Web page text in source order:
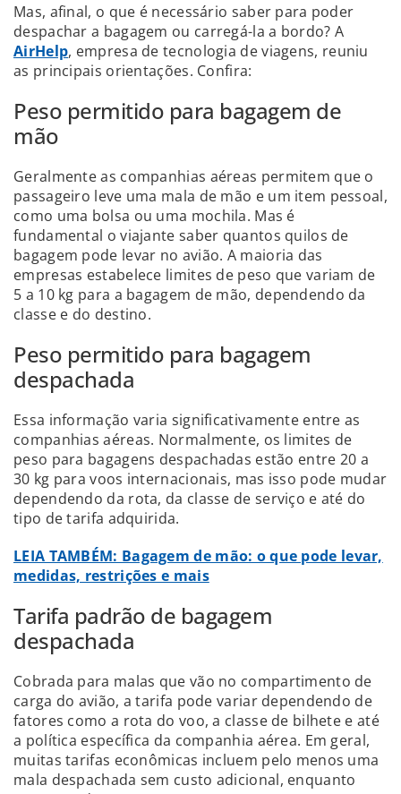
Mas, afinal, o que é necessário saber para poder
despachar a bagagem ou carregá-la a bordo? A
AirHelp, empresa de tecnologia de viagens, reuniu
as principais orientações. Confira:
Peso permitido para bagagem de
mão
Geralmente as companhias aéreas permitem que o
passageiro leve uma mala de mão e um item pessoal,
como uma bolsa ou uma mochila. Mas é
fundamental o viajante saber quantos quilos de
bagagem pode levar no avião. A maioria das
empresas estabelece limites de peso que variam de
5 a 10 kg para a bagagem de mão, dependendo da
classe e do destino.
Peso permitido para bagagem
despachada
Essa informação varia significativamente entre as
companhias aéreas. Normalmente, os limites de
peso para bagagens despachadas estão entre 20 a
30 kg para voos internacionais, mas isso pode mudar
dependendo da rota, da classe de serviço e até do
tipo de tarifa adquirida.
LEIA TAMBÉM: Bagagem de mão: o que pode levar,
medidas, restrições e mais
Tarifa padrão de bagagem
despachada
Cobrada para malas que vão no compartimento de
carga do avião, a tarifa pode variar dependendo de
fatores como a rota do voo, a classe de bilhete e até
a política específica da companhia aérea. Em geral,
muitas tarifas econômicas incluem pelo menos uma
mala despachada sem custo adicional, enquanto